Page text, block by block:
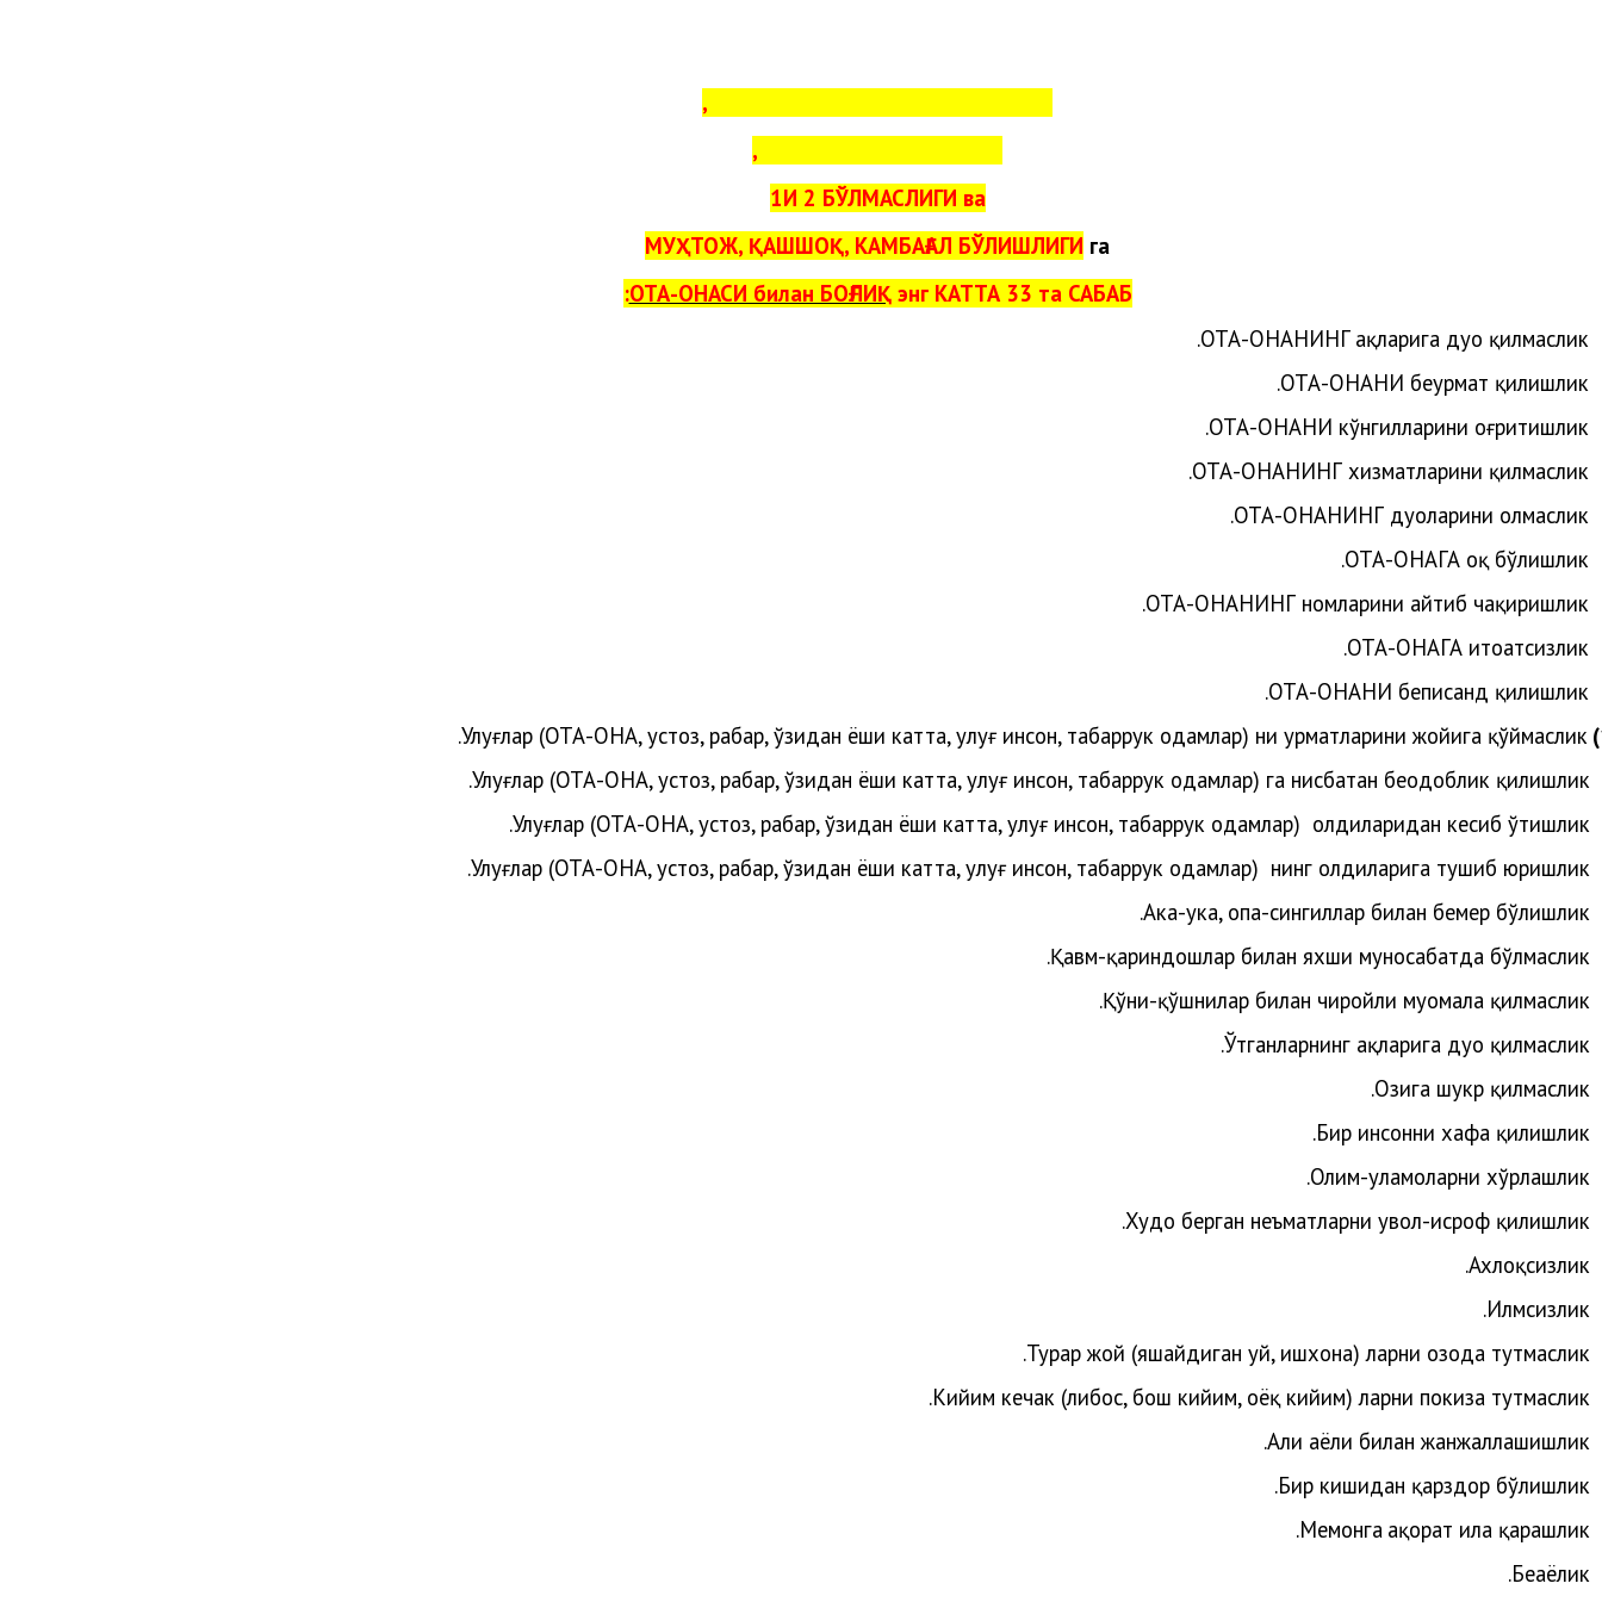
1И 2 БЎЛМАСЛИГИ ва
МУҲТОЖ, ҚАШШОҚ, КАМБАҒАЛ БЎЛИШЛИГИ га
ОТА-ОНАСИ билан БОҒЛИҚэнг КАТТА 33 та САБАБ:
ОТА-ОНАНИНГ ҳақларига дуо қилмаслик
.
ОТА-ОНАНИ беҳурмат қилишлик.
ОТА-ОНАНИ кўнгилларини оғритишлик.
ОТА-ОНАНИНГ хизматларини қилмаслик.
ОТА-ОНАНИНГ дуоларини олмаслик.
ОТА-ОНАГА оқ бўлишлик.
ОТА-ОНАНИНГ номларини айтиб чақиришлик.
ОТА-ОНАГА итоатсизлик.
ОТА-ОНАНИ беписанд қилишлик.
Улуғлар (ОТА-ОНА, устоз, раҳбар, ўзидан ёши катта, улуғ инсон, табаррук одамлар) ни ҳурматларини жойига қўймаслик.
Улуғлар (ОТА-ОНА, устоз, раҳбар, ўзидан ёши катта, улуғ инсон, табаррук одамлар) га нисбатан беодоблик қилишлик.
Улуғлар (ОТА-ОНА, устоз, раҳбар, ўзидан ёши катта, улуғ инсон, табаррук одамлар) олдиларидан кесиб ўтишлик.
Улуғлар (ОТА-ОНА, устоз, раҳбар, ўзидан ёши катта, улуғ инсон, табаррук одамлар) нинг олдиларига тушиб юришлик.
Ака-ука, опа-сингиллар билан бемеҳр бўлишлик.
Қавм-қариндошлар билан яхши муносабатда бўлмаслик.
Қўни-қўшнилар билан чиройли муомала қилмаслик.
Ўтганларнинг ҳақларига дуо қилмаслик.
Озига шукр қилмаслик.
Бир инсонни хафа қилишлик.
Олим-уламоларни хўрлашлик
.
Худо берган неъматларни увол-исроф қилишлик
.
Ахлоқсизлик.
Илмсизлик.
Турар жой (яшайдиган уй, ишхона) ларни озода тутмаслик.
Кийим кечак (либос, бош кийим, оёқ кийим) ларни покиза тутмаслик.
Аҳли аёли билан жанжаллашишлик
.
Бир кишидан қарздор бўлишлик.
Меҳмонга ҳақорат ила қарашлик
.
Беҳаёлик.